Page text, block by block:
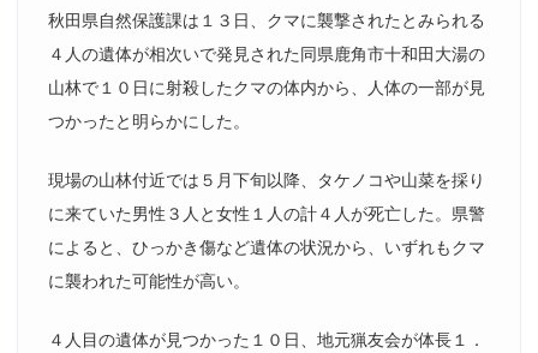
秋田県自然保護課は１３日、クマに襲撃されたとみられる
４人の遺体が相次いで発見された同県鹿角市十和田大湯の
山林で１０日に射殺したクマの体内から、人体の一部が見
つかったと明らかにした。
現場の山林付近では５月下旬以降、タケノコや山菜を採り
に来ていた男性３人と女性１人の計４人が死亡した。県警
によると、ひっかき傷など遺体の状況から、いずれもクマ
に襲われた可能性が高い。
４人目の遺体が見つかった１０日、地元猟友会が体長１．